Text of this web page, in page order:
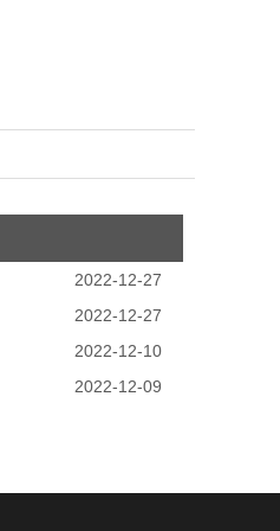
2022-12-27
2022-12-27
2022-12-10
2022-12-09